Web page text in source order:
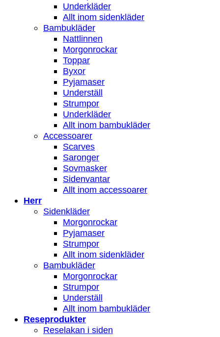
Underkläder
Allt inom sidenkläder
Bambukläder
Nattlinnen
Morgonrockar
Toppar
Byxor
Pyjamaser
Underställ
Strumpor
Underkläder
Allt inom bambukläder
Accessoarer
Scarves
Saronger
Sovmasker
Sidenvantar
Allt inom accessoarer
Herr
Sidenkläder
Morgonrockar
Pyjamaser
Strumpor
Allt inom sidenkläder
Bambukläder
Morgonrockar
Strumpor
Underställ
Allt inom bambukläder
Reseprodukter
Reselakan i siden